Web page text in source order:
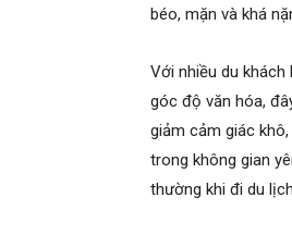
béo, mặn và khá
Với nhiều du
góc độ văn hóa,
giảm cảm giác
trong không gian
thường khi đi du